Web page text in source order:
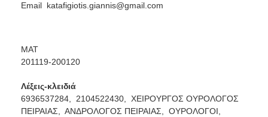
Email katafigiotis.giannis@gmail.com
ΜΑΤ
201119-200120
Λέξεις-κλειδιά
6936537284,
2104522430,
ΧΕΙΡΟΥΡΓΟΣ ΟΥΡΟΛΟΓΟΣ
ΠΕΙΡΑΙΑΣ,
ΑΝΔΡΟΛΟΓΟΣ ΠΕΙΡΑΙΑΣ,
ΟΥΡΟΛΟΓΟΙ,